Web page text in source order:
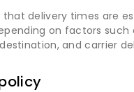
that delivery times are
on factors such
and carrier